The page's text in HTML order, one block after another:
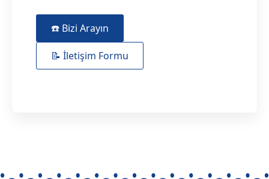
☎️ Bizi Arayın
📝 İletişim Formu